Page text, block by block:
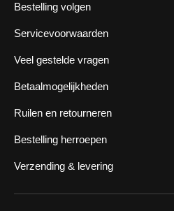
Bestelling volgen
Servicevoorwaarden
Veel gestelde vragen
Betaalmogelijkheden
Ruilen en retourneren
Bestelling herroepen
Verzending & levering